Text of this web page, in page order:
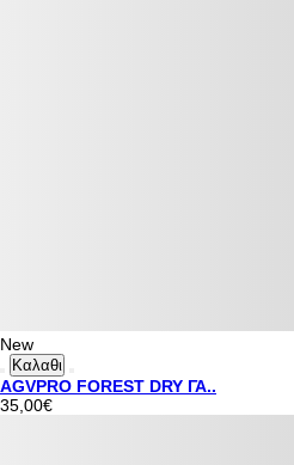
New
Καλαθι
AGVPRO FOREST DRY ΓΑ..
35,00€